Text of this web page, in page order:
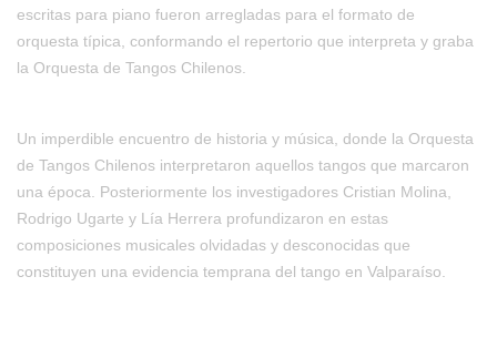
escritas para piano fueron arregladas para el formato de
orquesta típica, conformando el repertorio que interpreta y graba
la Orquesta de Tangos Chilenos.
Un imperdible encuentro de historia y música, donde la Orquesta
de Tangos Chilenos interpretaron aquellos tangos que marcaron
una época. Posteriormente los investigadores Cristian Molina,
Rodrigo Ugarte y Lía Herrera profundizaron en estas
composiciones musicales olvidadas y desconocidas que
constituyen una evidencia temprana del tango en Valparaíso.